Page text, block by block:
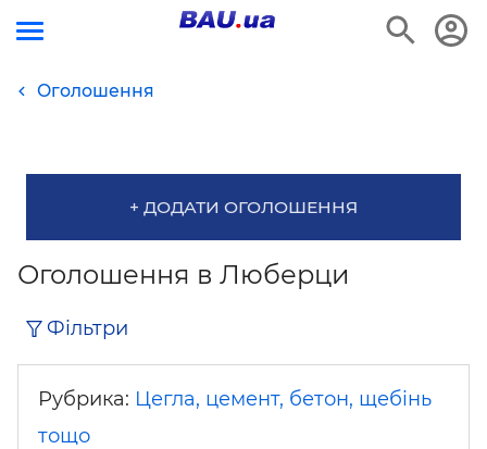
Оголошення
+ ДОДАТИ ОГОЛОШЕННЯ
Оголошення в Люберци
Фільтри
Рубрика: Цегла, цемент, бетон, щебінь
тощо